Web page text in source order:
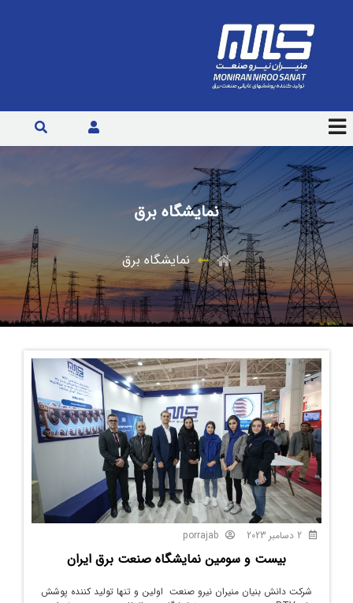
نمایشگاه برق
نمایشگاه برق
porrajab
بیست و سومین نمایشگاه صنعت برق ایران
شرکت دانش بنیان منیران نیرو صنعت اولین و تنها تولید کننده پوشش